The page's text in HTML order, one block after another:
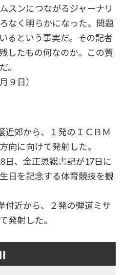
スンにつながるジャーナリ
なく明らかになった。問題
るという事実だ。その記者
したもの何なのか。この質
。
９日）
郊から、１発のＩＣＢＭ
向に向けて発射した。
、金正恩総書記が17日に
日を記念する体育競技を観
近から、２発の弾道ミサ
発射した。